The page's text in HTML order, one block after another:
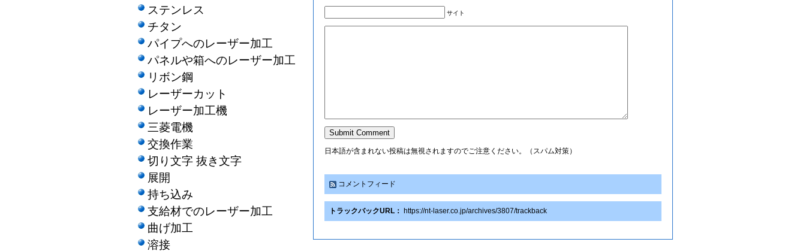
サイト
日本語が含まれない投稿は無視されますのでご注意ください。（スパム対策）
コメントフィード
トラックバックURL： https://nt-laser.co.jp/archives/3807/trackback
ステンレス
チタン
パイプへのレーザー加工
パネルや箱へのレーザー加工
リボン鋼
レーザーカット
レーザー加工機
三菱電機
交換作業
切り文字 抜き文字
展開
持ち込み
支給材でのレーザー加工
曲げ加工
溶接